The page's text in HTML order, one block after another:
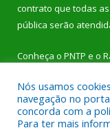
contrato que todas
pública serão
Conheça o PNTP e o
Nós usamos
navegação no
concorda com a
Para ter mais